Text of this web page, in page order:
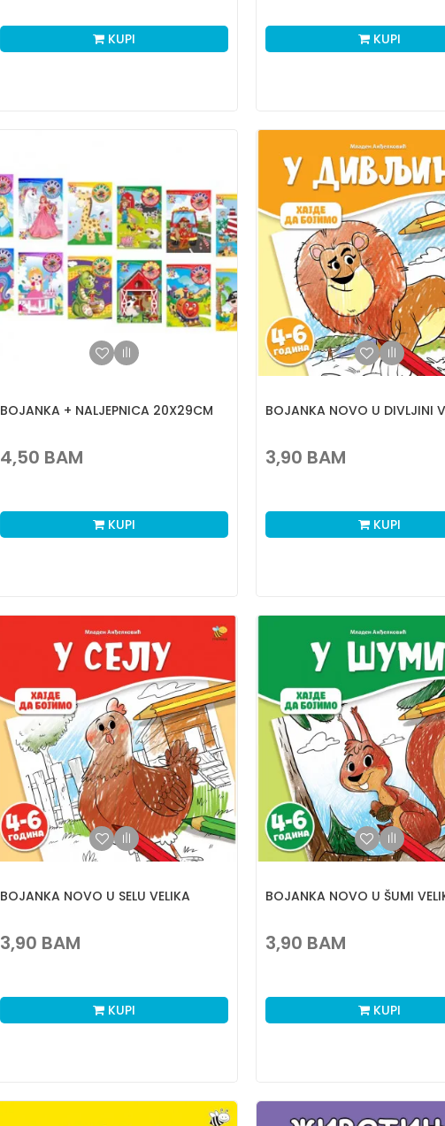
KUPI KUPI
BOJANKA + NALJEPNICA 20X29CM
4,50 BAM
KUPI
BOJANKA NOVO U DIVLJINI
3,90 BAM
KUPI
BOJANKA NOVO U SELU VELIKA
3,90 BAM
KUPI
BOJANKA NOVO U ŠUMI
3,90 BAM
KUPI